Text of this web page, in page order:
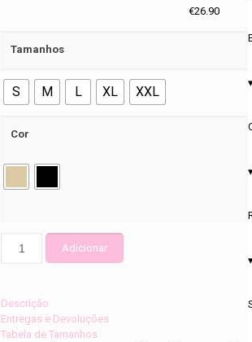
€26.90
Tamanhos
S M L XL XXL
Cor
12657
Adicionar
Descrição
Entregas e Devoluções
Tabela de Tamanhos